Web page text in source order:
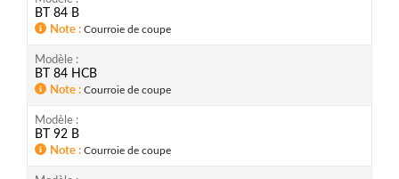
BT 84 B
Note Courroie de coupe
Modèle
BT 84 HCB
Note Courroie de coupe
Modèle
BT 92 B
Note Courroie de coupe